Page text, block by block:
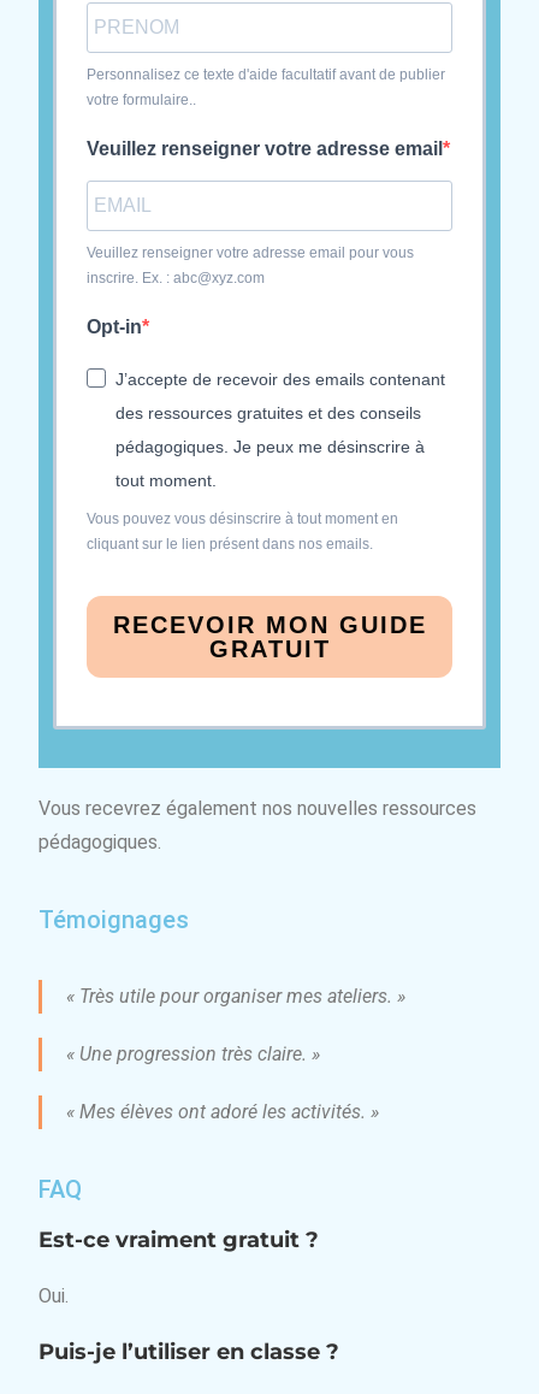
Personnalisez ce texte d'aide facultatif avant de publier
votre formulaire..
Veuillez renseigner votre adresse email
Veuillez renseigner votre adresse email pour vous
inscrire. Ex. : abc@xyz.com
Opt-in
J’accepte de recevoir des emails contenant
des ressources gratuites et des conseils
pédagogiques. Je peux me désinscrire à
tout moment.
Vous pouvez vous désinscrire à tout moment en
cliquant sur le lien présent dans nos emails.
RECEVOIR MON GUIDE
GRATUIT
Vous recevrez également nos nouvelles ressources
pédagogiques.
Témoignages
« Très utile pour organiser mes ateliers. »
« Une progression très claire. »
« Mes élèves ont adoré les activités. »
FAQ
Est-ce vraiment gratuit ?
Oui.
Puis-je l’utiliser en classe ?